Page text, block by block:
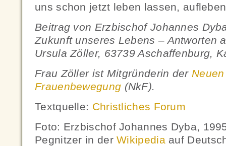
uns schon jetzt leben lassen,
Beitrag von Erzbischof Johannes
Zukunft unseres Lebens – Antworten
Ursula Zöller, 63739 Aschaffenburg,
Frau Zöller ist Mitgründerin der
Frauenbewegung (NkF).
Textquelle: Christliches Forum
Foto: Erzbischof Johannes Dyba,
Pegnitzer in derWikipediaauf